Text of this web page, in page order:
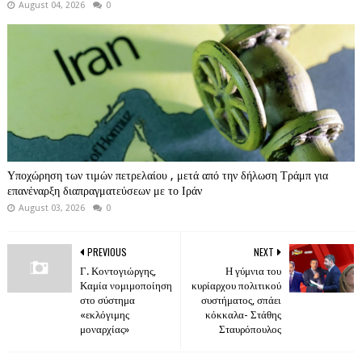
August 04, 2026 0
Υποχώρηση των τιμών πετρελαίου , μετά από την δήλωση Τράμπ για
επανέναρξη διαπραγματεύσεων με το Ιράν
August 03, 2026 0
NEXT
Η γύμνια του
κυρίαρχου πολιτικού
συστήματος, σπάει
κόκκαλα- Στάθης
Σταυρόπουλος
PREVIOUS
Γ. Κοντογιώργης,
Καμία νομιμοποίηση
στο σύστημα
«εκλόγιμης
μοναρχίας»